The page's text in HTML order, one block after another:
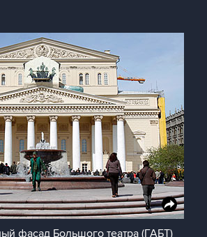
фасад Большого театра (ГАБТ)